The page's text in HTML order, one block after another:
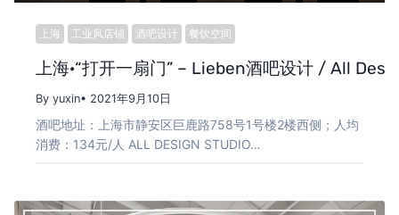
上海 工业风店铺 酒吧设计 餐饮空间
上海·“打开一扇门” – Lieben酒吧设计 / All
By yuxin• 2021年9月10日
酒吧地址：上海市静安区巨鹿路758号1号楼2楼西侧；人均
消费：134元/人 ALL DESIGN STUDIO…